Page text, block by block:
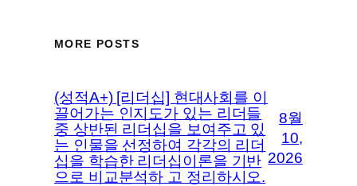
MORE POSTS
(성적A+) [리더십] 현대사회를 이
끌어가는 인지도가 있는 리더들
중 상반된 리더십을 보여주고 있
는 인물을 선정하여 각각의 리더
십을 학습한 리더십이론을 기반
으로 비교분석하 고 정리하시오.
8월
10,
2026